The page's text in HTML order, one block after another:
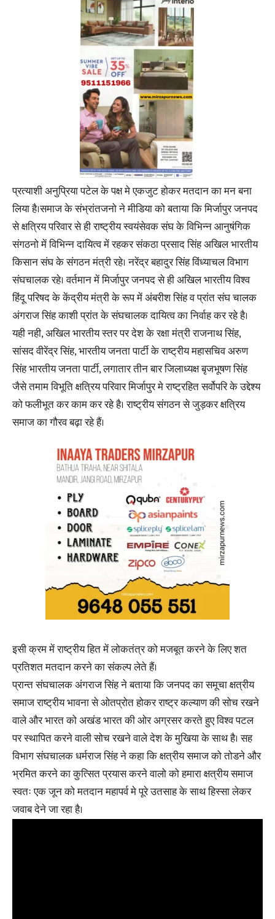
प्रत्याशी अनुप्रिया पटेल के पक्ष मे एकजुट होकर मतदान का मन बना
लिया है।समाज के संभ्रांतजनो ने मीडिया को बताया कि मिर्जापुर जनपद
से क्षत्रिय परिवार से ही राष्ट्रीय स्वयंसेवक संघ के विभिन्न आनुषंगिक
संगठनो में विभिन्न दायित्व में रहकर संकठा प्रसाद सिंह अखिल भारतीय
किसान संघ के संगठन मंत्री रहे। नरेंद्र बहादुर सिंह विंध्याचल विभाग
संघचालक रहे। वर्तमान में मिर्जापुर जनपद से ही अखिल भारतीय विश्व
हिंदू परिषद के केंद्रीय मंत्री के रूप में अंबरीश सिंह व प्रांत संघ चालक
अंगराज सिंह काशी प्रांत के संघचालक दायित्व का निर्वाह कर रहे है।
यही नही, अखिल भारतीय स्तर पर देश के रक्षा मंत्री राजनाथ सिंह,
सांसद वीरेंद्र सिंह, भारतीय जनता पार्टी के राष्ट्रीय महासचिव अरुण
सिंह भारतीय जनता पार्टी, लगातार तीन बार जिलाध्यक्ष बृजभूषण सिंह
जैसे तमाम विभूति क्षत्रिय परिवार मिर्जापुर मे राष्ट्रहित सर्वोपरि के उद्देश्य
को फलीभूत कर काम कर रहे है। राष्ट्रीय संगठन से जुड़कर क्षत्रिय
समाज का गौरव बढ़ा रहे हैं।
इसी क्रम में राष्ट्रीय हित में लोकतंत्र को मजबूत करने के लिए शत
प्रतिशत मतदान करने का संकल्प लेते हैं।
प्रान्त संघचालक अंगराज सिंह ने बताया कि जनपद का समूचा क्षत्रीय
समाज राष्ट्रीय भावना से ओतप्रोत होकर राष्ट्र कल्याण की सोच रखने
वाले और भारत को अखंड भारत की ओर अग्रसर करते हुए विश्व पटल
पर स्थापित करने वाली सोच रखने वाले देश के मुखिया के साथ है। सह
विभाग संघचालक धर्मराज सिंह ने कहा कि क्षत्रीय समाज को तोडने और
भ्रमित करने का कुत्सित प्रयास करने वालो को हमारा क्षत्रीय समाज
स्वतः एक जून को मतदान महापर्व मे पूरे उतसाह के साथ हिस्सा लेकर
जवाब देने जा रहा है।